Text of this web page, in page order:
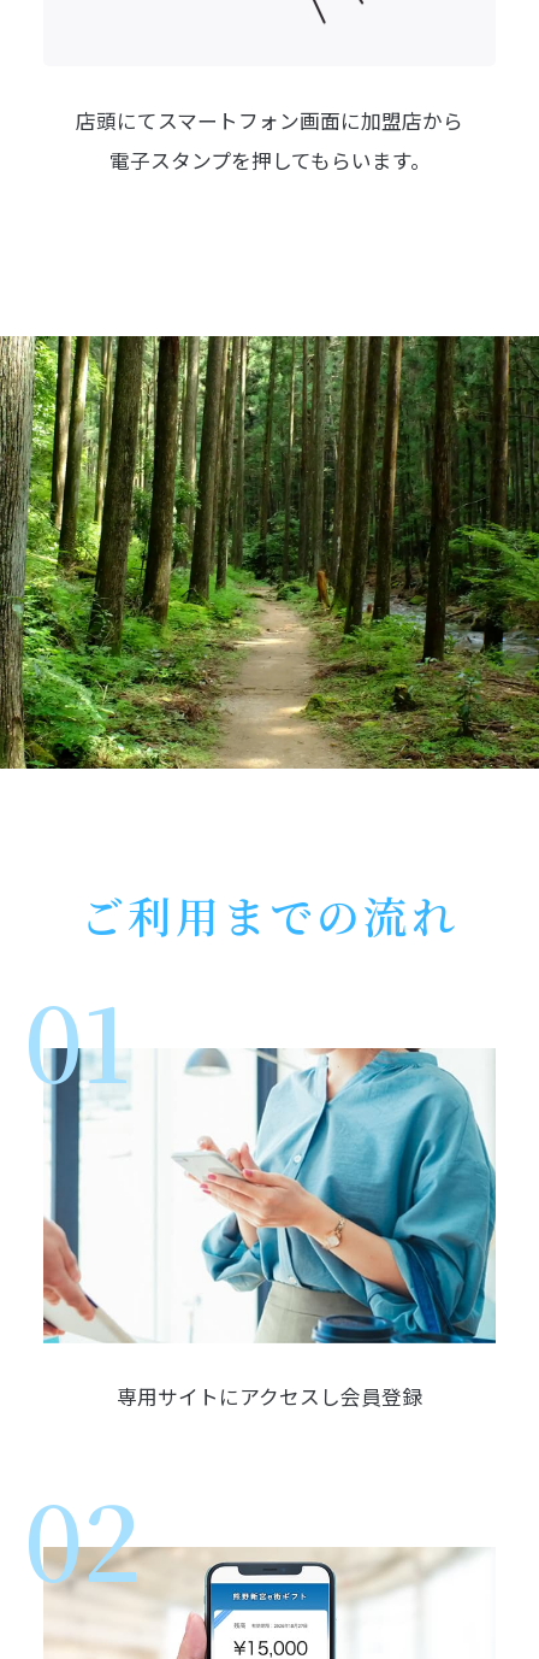
店頭にてスマートフォン画面に加盟店から
電子スタンプを押してもらいます。
ご利用までの流れ
01
専用サイトにアクセスし会員登録
02